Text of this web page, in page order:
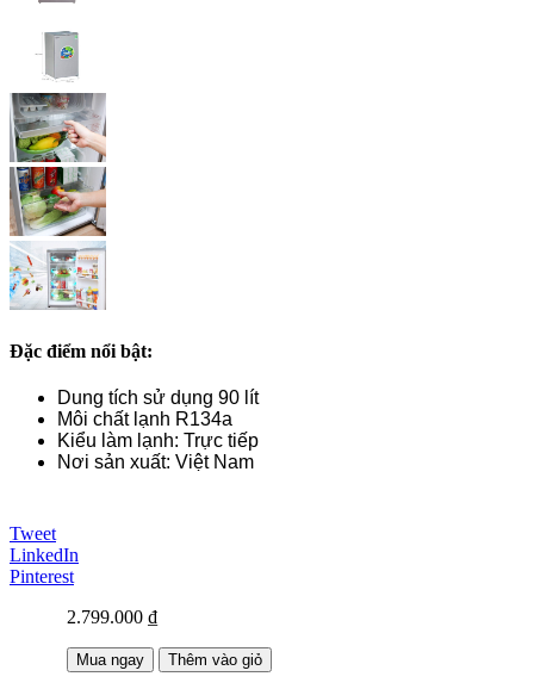
Đặc điểm nổi bật:
Dung tích sử dụng 90 lít
Môi chất lạnh R134a
Kiểu làm lạnh: Trực tiếp
Nơi sản xuất: Việt Nam
Tweet
LinkedIn
Pinterest
2.799.000 ₫
Mua ngay Thêm vào giỏ